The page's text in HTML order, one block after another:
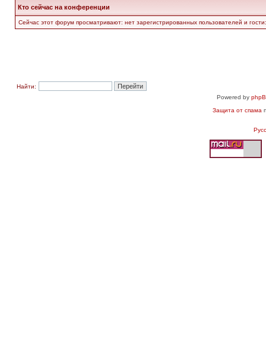
Кто сейчас на конференции
Сейчас этот форум просматривают: нет зарегистрированных пользователей и
Найти:
Powered by
Защита от спама